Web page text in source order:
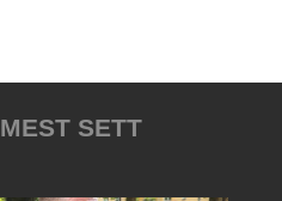
MEST SETT